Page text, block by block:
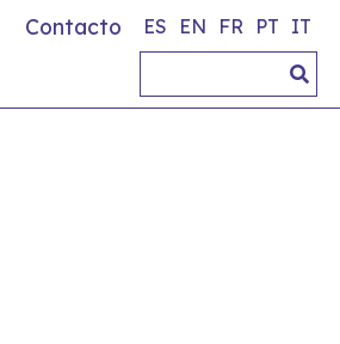
Contacto ES EN FR PT IT